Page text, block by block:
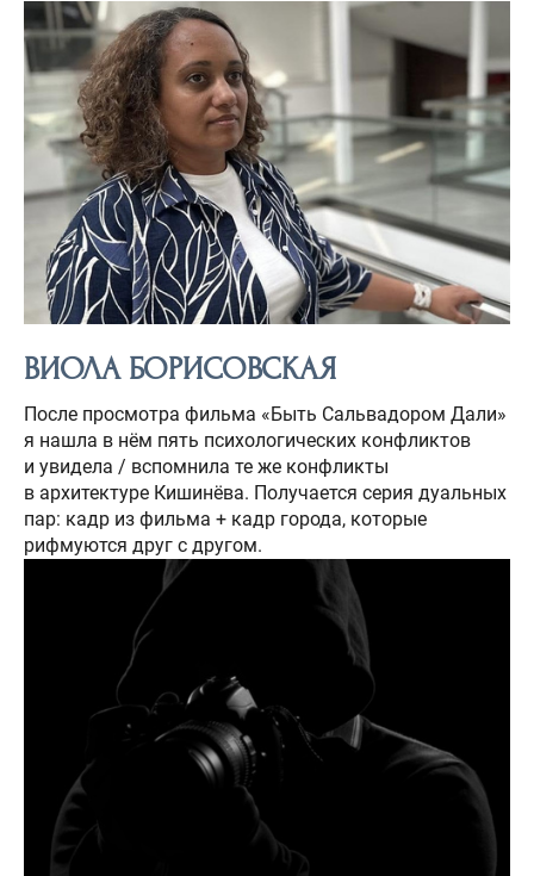
ВИОЛА БОРИСОВСКАЯ
После просмотра фильма «Быть Сальвадором Дали»
я нашла в нём пять психологических конфликтов
и увидела / вспомнила те же конфликты
в архитектуре Кишинёва. Получается серия дуальных
пар: кадр из фильма + кадр города, которые
рифмуются друг с другом.